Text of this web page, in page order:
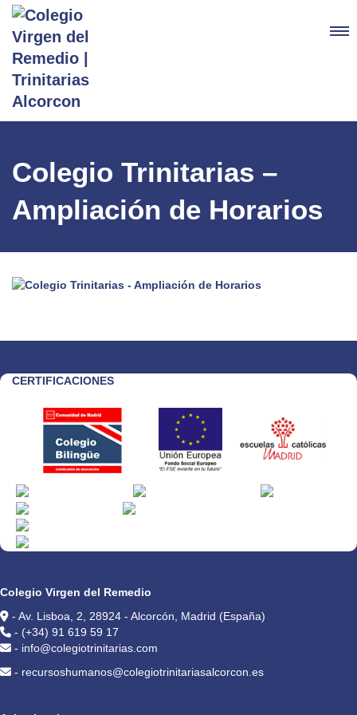
Colegio Trinitarias –
Ampliación de Horarios
CERTIFICACIONES
Colegio Virgen del Remedio
- Av. Lisboa, 2, 28924 - Alcorcón, Madrid (España)
- (+34) 91 619 59 17
- info@colegiotrinitarias.com
- recursoshumanos@colegiotrinitariasalcorcon.es